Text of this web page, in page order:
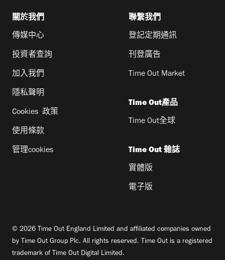
關於我們
傳媒中心
投資者查詢
加入我們
隱私聲明
Cookies 政策
使用條款
管理cookies
聯繫我們
登記定期通訊
刊登廣告
Time Out Market
Time Out產品
Time Out全球
Time Out 雜誌
實體版
電子版
© 2026 Time Out England Limited and affiliated companies owned
by Time Out Group Plc. All rights reserved. Time Out is a registered
trademark of Time Out Digital Limited.